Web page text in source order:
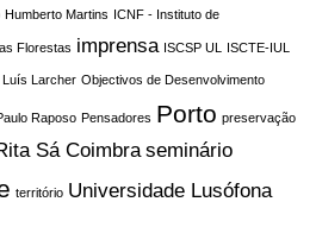
Humberto Martins ICNF - Instituto de
Florestas imprensa ISCSP UL ISCTE-IUL
Luís Larcher Objectivos de Desenvolvimento
Raposo Pensadores Porto preservação
Sá Coimbra seminário
território Universidade Lusófona